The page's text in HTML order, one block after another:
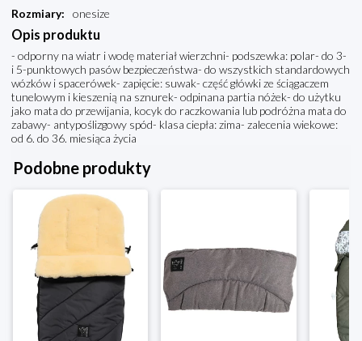
Rozmiary: onesize
Opis produktu
- odporny na wiatr i wodę materiał wierzchni- podszewka: polar- do 3-
i 5-punktowych pasów bezpieczeństwa- do wszystkich standardowych
wózków i spacerówek- zapięcie: suwak- część główki ze ściągaczem
tunelowym i kieszenią na sznurek- odpinana partia nóżek- do użytku
jako mata do przewijania, kocyk do raczkowania lub podróżna mata do
zabawy- antypoślizgowy spód- klasa ciepła: zima- zalecenia wiekowe:
od 6. do 36. miesiąca życia
Podobne produkty